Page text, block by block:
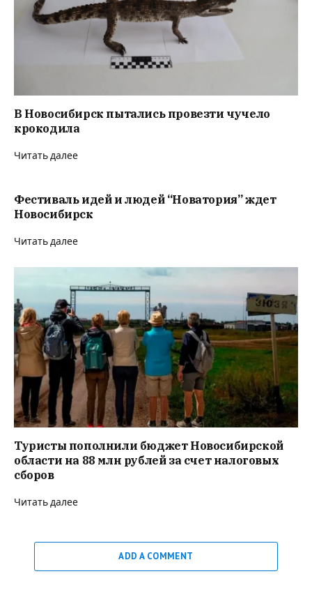
В Новосибирск пытались провезти чучело
крокодила
Читать далее
Фестиваль идей и людей “Новатория” ждет
Новосибирск
Читать далее
Туристы пополнили бюджет Новосибирской
области на 88 млн рублей за счет налоговых
сборов
Читать далее
ADD A COMMENT